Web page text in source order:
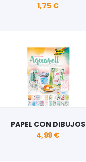
1,75 €
PAPEL CON DIBUJOS
4,99 €